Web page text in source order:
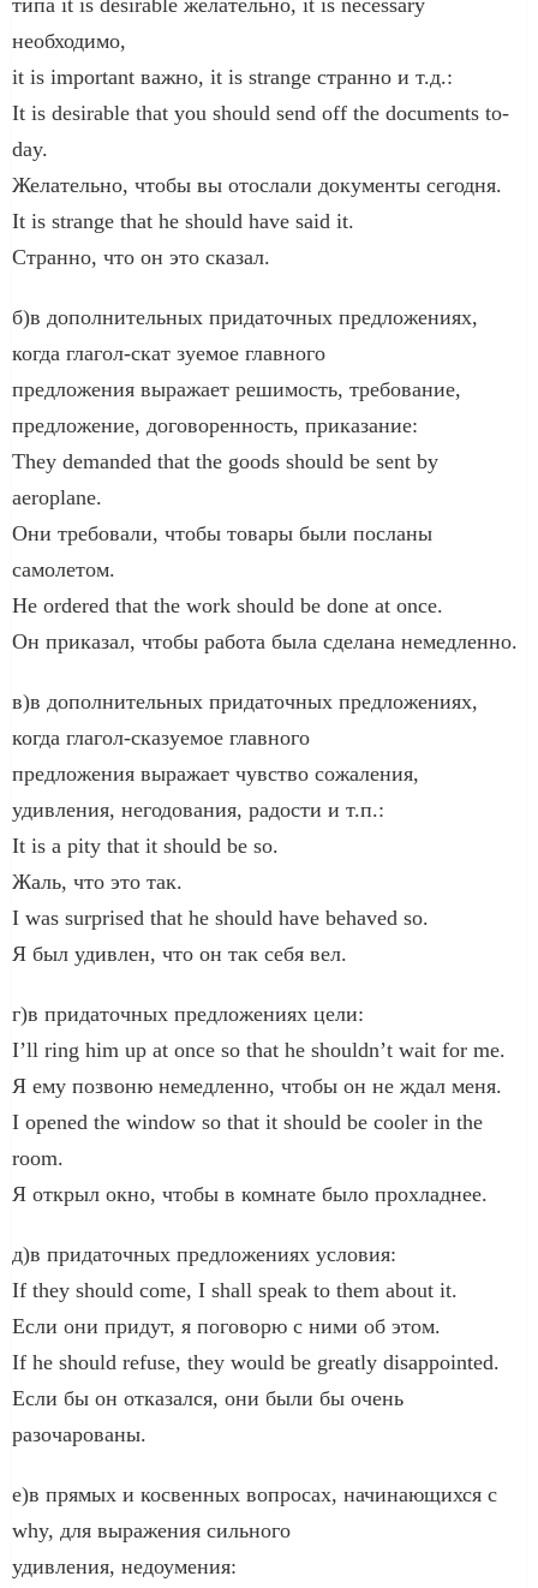
необходимо,
it is important важно, it is strange странно и т.д.:
It is desirable that you should send off the documents to-
day.
Желательно, чтобы вы отослали документы сегодня.
It is strange that he should have said it.
Странно, что он это сказал.
б)в дополнительных придаточных предложениях,
когда глагол-скат зуемое главного
предложения выражает решимость, требование,
предложение, договоренность, приказание:
They demanded that the goods should be sent by
aeroplane.
Они требовали, чтобы товары были посланы
самолетом.
He ordered that the work should be done at once.
Он приказал, чтобы работа была сделана немедленно.
в)в дополнительных придаточных предложениях,
когда глагол-сказуемое главного
предложения выражает чувство сожаления,
удивления, негодования, радости и т.п.:
It is a pity that it should be so.
Жаль, что это так.
I was surprised that he should have behaved so.
Я был удивлен, что он так себя вел.
г)в придаточных предложениях цели:
I’ll ring him up at once so that he shouldn’t wait for me.
Я ему позвоню немедленно, чтобы он не ждал меня.
I opened the window so that it should be cooler in the
room.
Я открыл окно, чтобы в комнате было прохладнее.
д)в придаточных предложениях условия:
If they should come, I shall speak to them about it.
Если они придут, я поговорю с ними об этом.
If he should refuse, they would be greatly disappointed.
Если бы он отказался, они были бы очень
разочарованы.
е)в прямых и косвенных вопросах, начинающихся с
why, для выражения сильного
удивления, недоумения: